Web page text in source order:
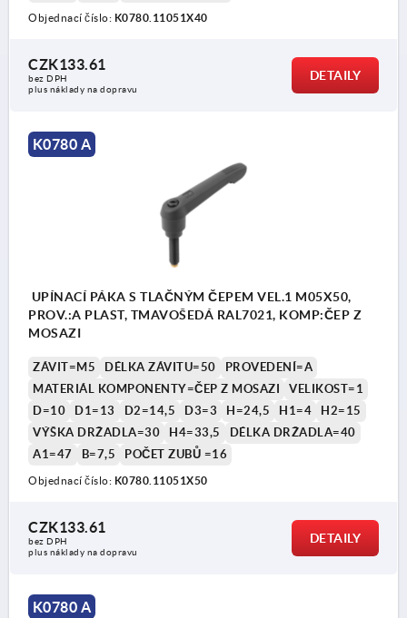
Objednací číslo: K0780.11051X40
CZK133.61
bez DPH
plus náklady na dopravu
DETAILY
K0780 A
UPÍNACÍ PÁKA S TLAČNÝM ČEPEM VEL.1 M05X50,
PROV.:A PLAST, TMAVOŠEDÁ RAL7021, KOMP:ČEP Z
MOSAZI
ZÁVIT=M5 DÉLKA ZÁVITU=50
PROVEDENÍ=A
MATERIÁL KOMPONENTY=ČEP Z MOSAZI
VELIKOST=1
D=10
D1=13 D2=14,5 D3=3 H=24,5 H1=4
H2=15
VÝŠKA DRŽADLA=30
H4=33,5
DÉLKA DRŽADLA=40
A1=47
B=7,5 POČET ZUBŮ =16
Objednací číslo: K0780.11051X50
CZK133.61
bez DPH
plus náklady na dopravu
DETAILY
K0780 A